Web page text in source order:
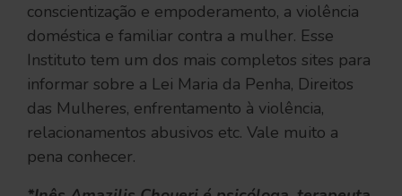
conscientização e empoderamento, a violência
doméstica e familiar contra a mulher. Esse
Instituto tem um dos mais completos sites para
informar sobre a Lei Maria da Penha, Direitos
das Mulheres, enfrentamento à violência,
relacionamentos abusivos etc. Vale muito a
pena conhecer.